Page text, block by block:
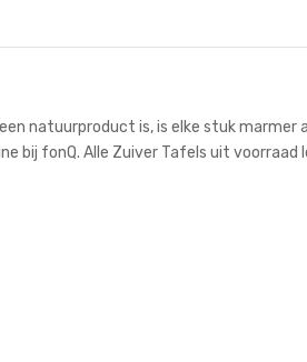
natuurproduct is, is elke stuk marmer
bij fonQ. Alle Zuiver Tafels uit voorraad